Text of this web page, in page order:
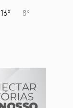
16° 8°
14° 9°
13° 11°